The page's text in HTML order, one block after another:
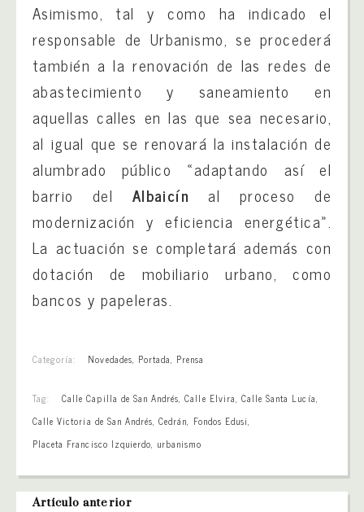
Asimismo, tal y como ha indicado el
responsable de Urbanismo, se procederá
también a la renovación de las redes de
abastecimiento y saneamiento en
aquellas calles en las que sea necesario,
al igual que se renovará la instalación de
alumbrado público «adaptando así el
barrio del Albaicínal proceso de
modernización y eficiencia energética».
La actuación se completará además con
dotación de mobiliario urbano, como
bancos y papeleras.
Categoría: Novedades, Portada, Prensa
Tag: Calle Capilla de San Andrés,Calle Elvira, Calle Santa Lucía,
Calle Victoria de San Andrés,Cedrán, Fondos Edusi,
Placeta Francisco Izquierdo, urbanismo
Artículo anterior